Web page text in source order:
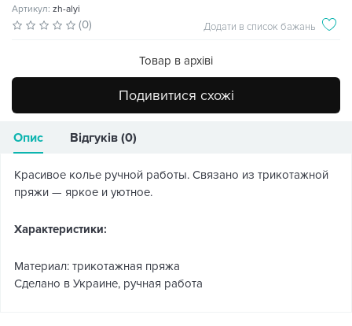
Артикул: zh-alyi
(0) Додати в список бажань
Товар в архіві
Подивитися схожі
Опис Відгуків (0)
Красивое колье ручной работы. Связано из трикотажной
пряжи — яркое и уютное.
Характеристики:
Материал: трикотажная пряжа
Сделано в Украине, ручная работа